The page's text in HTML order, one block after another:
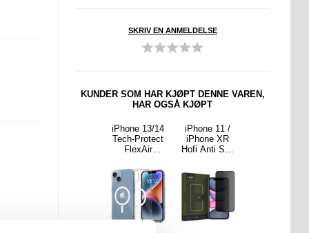
SKRIV EN ANMELDELSE
KUNDER SOM HAR KJØPT DENNE VAREN,
HAR OGSÅ KJØPT
iPhone 13/14
Tech-Protect
FlexAir
TPU-deksel -
klart
iPhone 11 /
iPhone XR
Hofi Anti Spy
Beskyttelses
glass - Svart
Kant